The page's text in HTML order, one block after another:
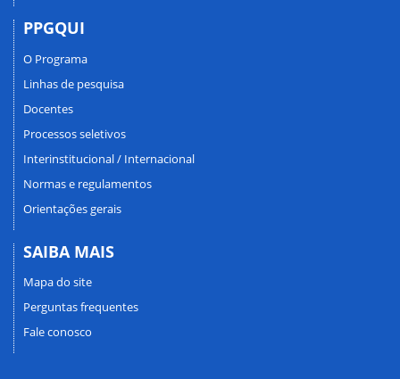
PPGQUI
O Programa
Linhas de pesquisa
Docentes
Processos seletivos
Interinstitucional / Internacional
Normas e regulamentos
Orientações gerais
SAIBA MAIS
Mapa do site
Perguntas frequentes
Fale conosco